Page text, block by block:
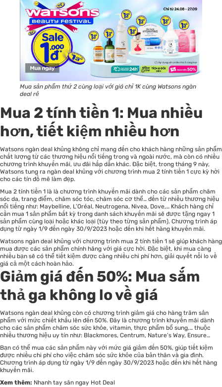
Mua sản phẩm thứ 2 cùng loại với giá chỉ 1K cùng Watsons ngàn
deal rẻ
Mua 2 tính tiền 1: Mua nhiều
hơn, tiết kiệm nhiều hơn
Watsons ngàn deal khủng không chỉ mang đến cho khách hàng những sản phẩm
chất lượng từ các thương hiệu nổi tiếng trong và ngoài nước, mà còn có nhiều
chương trình khuyến mãi, ưu đãi hấp dẫn khác. Đặc biệt, trong tháng 9 này,
Watsons tung ra ngàn deal khủng với chương trình mua 2 tính tiền 1 cực kỳ hời
cho các tín đồ mê làm đẹp.
Mua 2 tính tiền 1 là là chương trình khuyến mãi dành cho các sản phẩm chăm
sóc da, trang điểm, chăm sóc tóc, chăm sóc cơ thể… đến từ nhiều thương hiệu
nổi tiếng như: Maybelline, L’Oréal, Neutrogena, Nivea, Dove,… Khách hàng chỉ
cần mua 1 sản phẩm bất kỳ trong danh sách khuyến mãi sẽ được tặng ngay 1
sản phẩm cùng loại hoặc khác loại (tùy theo từng sản phẩm). Chương trình áp
dụng từ ngày 1/9 đến ngày 30/9/2023 hoặc đến khi hết hàng khuyến mãi.
Watsons ngàn deal khủng với chương trình mua 2 tính tiền 1 sẽ giúp khách hàng
mua được các sản phẩm chính hãng với giá cực hời. Đặc biệt, khi mua càng
nhiều bạn sẽ có thể tiết kiệm được càng nhiều chi phí hơn, giải quyết nỗi lo về
giá cả một cách hoàn hảo.
Giảm giá đến 50%: Mua sắm
thả ga không lo về giá
Watsons ngàn deal khủng còn có chương trình giảm giá cho hàng trăm sản
phẩm với mức chiết khấu lên đến 50%. Đây là chương trình khuyến mãi dành
cho các sản phẩm chăm sóc sức khỏe, vitamin, thực phẩm bổ sung,… thuộc
nhiều thương hiệu uy tín như: Blackmores, Centrum, Nature’s Way, Ensure…
Bạn có thể mua các sản phẩm này với mức giá giảm đến 50%, giúp tiết kiệm
được nhiều chi phí cho việc chăm sóc sức khỏe của bản thân và gia đình.
Chương trình áp dụng từ ngày 1/9 đến ngày 30/9/2023 hoặc đến khi hết hàng
khuyến mãi.
Xem thêm: Nhanh tay săn ngay Hot Deal